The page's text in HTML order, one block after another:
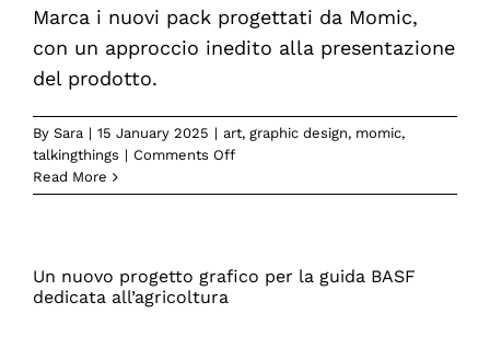
Marca i nuovi pack progettati da Momic,
con un approccio inedito alla presentazione
del prodotto.
By Sara | 15 January 2025 | art, graphic design, momic,
talkingthings | Comments Offon
Marca
Pescanova
Read More
Un nuovo progetto grafico per la guida BASF
dedicata all’agricoltura